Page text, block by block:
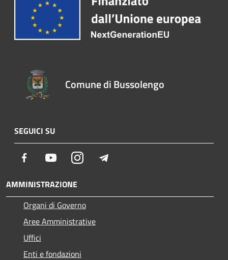
Comune di Bussolengo
SEGUICI SU
Facebook YoutubeInstagram
AMMINISTRAZIONE
Organi di Governo
Aree Amministrative
Uffici
Enti e fondazioni